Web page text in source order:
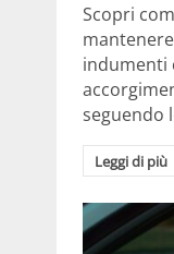
Scopri
indumenti
seguendo
Leggi di più